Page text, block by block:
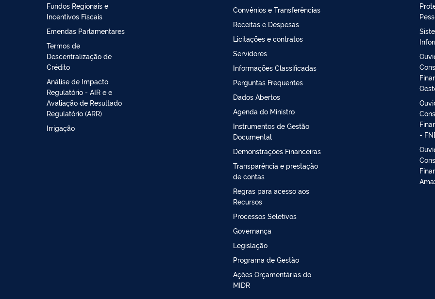
Fundos Regionais e
Incentivos Fiscais
Emendas Parlamentares
Termos de
Descentralização de
Crédito
Análise de Impacto
Regulatório - AIR e e
Avaliação de Resultado
Regulatório (ARR)
Irrigação
Convênios e Transferências
Receitas e Despesas
Licitações e contratos
Servidores
Informações Classificadas
Perguntas Frequentes
Dados Abertos
Agenda do Ministro
Instrumentos de Gestão
Documental
Demonstrações Financeiras
Transparência e prestação
de contas
Regras para acesso aos
Recursos
Processos Seletivos
Governança
Legislação
Programa de Gestão
Ações Orçamentárias do
MIDR
-